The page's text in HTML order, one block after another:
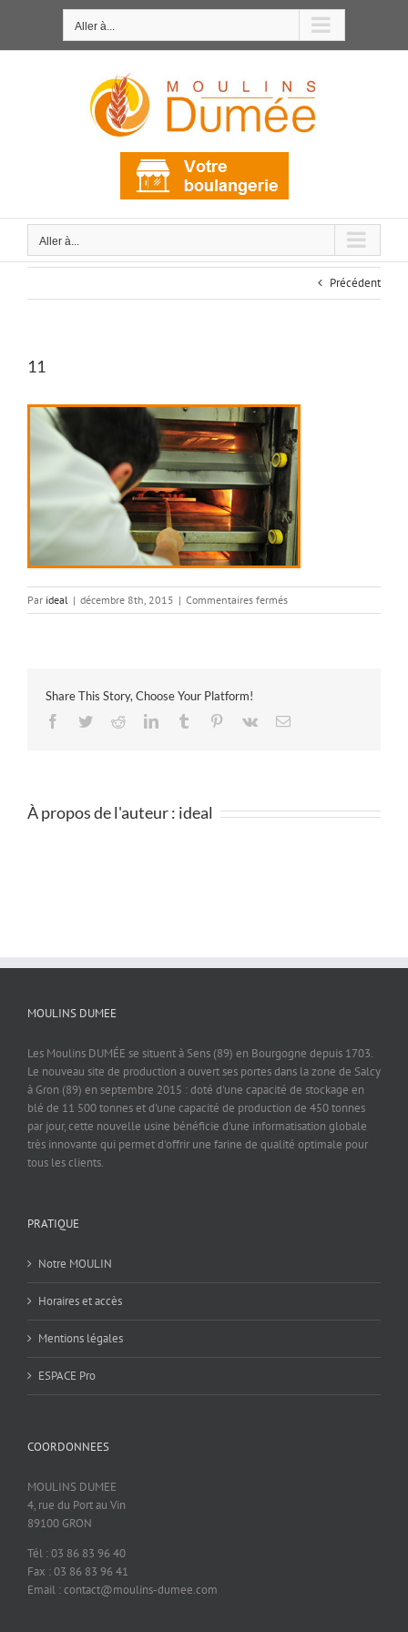
Aller à...
Aller à...
Précédent
11
Par ideal | décembre 8th, 2015 | Commentaires ferméssur
11
Share This Story, Choose Your Platform!
Facebook
TwitterRedditLinkedInTumblr Pinterest
Vk Email
À propos de l'auteur : ideal
MOULINS DUMEE
Les Moulins DUMÉE se situent à Sens (89) en Bourgogne depuis 1703.
Le nouveau site de production a ouvert ses portes dans la zone de Salcy
à Gron (89) en septembre 2015 : doté d'une capacité de stockage en
blé de 11 500 tonnes et d'une capacité de production de 450 tonnes
par jour, cette nouvelle usine bénéficie d'une informatisation globale
très innovante qui permet d'offrir une farine de qualité optimale pour
tous les clients.
PRATIQUE
Notre MOULIN
Horaires et accès
Mentions légales
ESPACE Pro
COORDONNEES
MOULINS DUMEE
4, rue du Port au Vin
89100 GRON
Tél : 03 86 83 96 40
Fax : 03 86 83 96 41
Email : contact@moulins-dumee.com